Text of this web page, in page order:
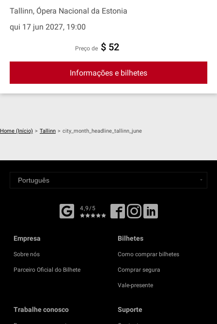
Tallinn, Ópera Nacional da Estonia
qui 17 jun 2027, 19:00
preço de $ 52
Informações e bilhetes
Home (Início) > Tallinn > city_month_headline_tallinn_june
4,9/5
Empresa
Sobre nós
Parceiro Oficial do Bilhete
Bilhetes
Como comprar bilhetes
Comprar segura
Vale-presente
Trabalhe conosco Suporte